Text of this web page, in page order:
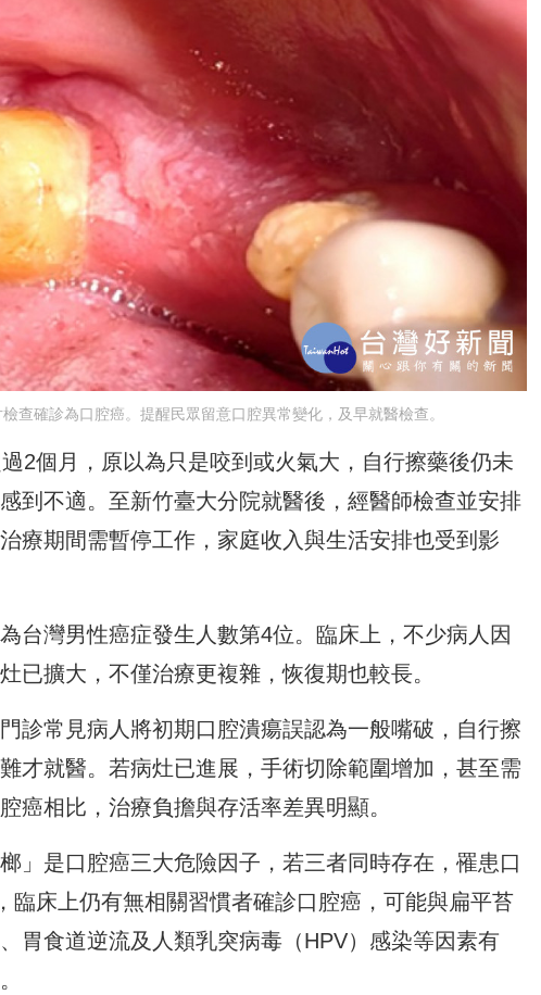
查確診為口腔癌。提醒民眾留意口腔異常變化，及早就醫檢查。
2個月，原以為只是咬到或火氣大，自行擦藥後仍未
到不適。至新竹臺大分院就醫後，經醫師檢查並安排
療期間需暫停工作，家庭收入與生活安排也受到影
台灣男性癌症發生人數第4位。臨床上，不少病人因
已擴大，不僅治療更複雜，恢復期也較長。
診常見病人將初期口腔潰瘍誤認為一般嘴破，自行擦
才就醫。若病灶已進展，手術切除範圍增加，甚至需
癌相比，治療負擔與存活率差異明顯。
」是口腔癌三大危險因子，若三者同時存在，罹患口
臨床上仍有無相關習慣者確診口腔癌，可能與扁平苔
胃食道逆流及人類乳突病毒（HPV）感染等因素有